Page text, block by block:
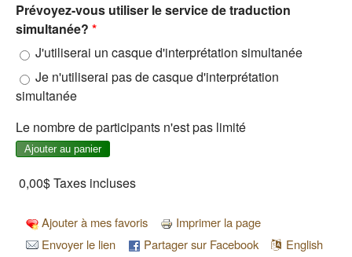
Prévoyez-vous utiliser le service de traduction
simultanée? *
J'utiliserai un casque d'interprétation simultanée
Je n'utiliserai pas de casque d'interprétation
simultanée
Le nombre de participants n'est pas limité
0,00$Taxes incluses
Ajouter à mes favoris
Imprimer la page
Envoyer le lien
Partager sur Facebook English